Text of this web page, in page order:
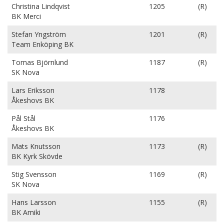
Christina Lindqvist
BK Merci
1205 (R)
Stefan Yngström
Team Enköping BK
1201 (R)
Tomas Björnlund
SK Nova
1187 (R)
Lars Eriksson
Åkeshovs BK
1178
Pål Stål
Åkeshovs BK
1176
Mats Knutsson
BK Kyrk Skövde
1173 (R)
Stig Svensson
SK Nova
1169 (R)
Hans Larsson
BK Amiki
1155 (R)